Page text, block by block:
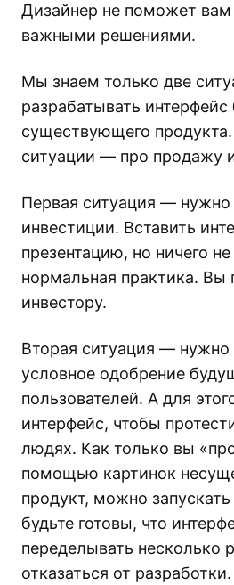
Дизайнер не поможет вам
важными решениями.
Мы знаем только две
разрабатывать интерфейс
существующего
ситуации — про продажу
Первая ситуация — нужно
инвестиции. Вставить
презентацию, но ничего
нормальная практика. Вы
инвестору.
Вторая ситуация — нужно
условное одобрение
пользователей. А для
интерфейс, чтобы
людях. Как только вы
помощью картинок
продукт, можно
будьте готовы, что
переделывать несколько
отказаться от разработки.